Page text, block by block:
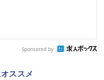
Sponsored by
ススメ